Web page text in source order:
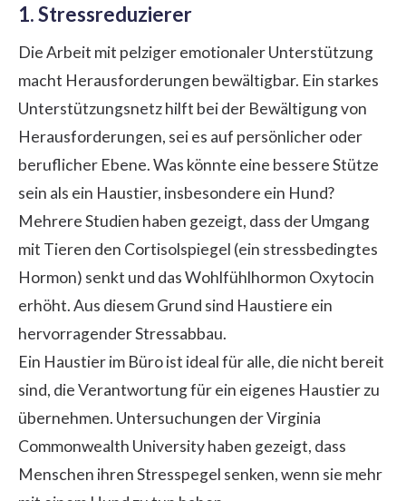
1. Stressreduzierer
Die Arbeit mit pelziger emotionaler Unterstützung
macht Herausforderungen bewältigbar. Ein starkes
Unterstützungsnetz hilft bei der Bewältigung von
Herausforderungen, sei es auf persönlicher oder
beruflicher Ebene. Was könnte eine bessere Stütze
sein als ein Haustier, insbesondere ein Hund?
Mehrere Studien haben gezeigt, dass der Umgang
mit Tieren den Cortisolspiegel (ein stressbedingtes
Hormon) senkt und das Wohlfühlhormon Oxytocin
erhöht. Aus diesem Grund sind Haustiere ein
hervorragender Stressabbau.
Ein Haustier im Büro ist ideal für alle, die nicht bereit
sind, die Verantwortung für ein eigenes Haustier zu
übernehmen. Untersuchungen der Virginia
Commonwealth University haben gezeigt, dass
Menschen ihren Stresspegel senken, wenn sie mehr